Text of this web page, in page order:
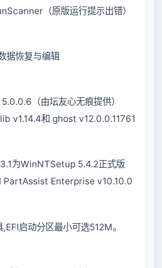
（原版运行提示出错）
据恢复与编辑
（由坛友心无痕提供）
v1.14.4和 ghost v12.0.0.11761
为WinNTSetup 5.4.2正式版
PartAssist Enterprise v10.10.0
启动分区最小可选512M。